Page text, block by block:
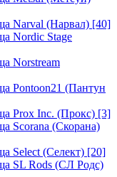
Narval (Нарвал) [40]
Nordic Stage
Norstream
Pontoon21 (Пантун
Prox Inc. (Прокс) [3]
Scorana (Скорана)
Select (Селект) [20]
SL Rods (СЛ Родс)